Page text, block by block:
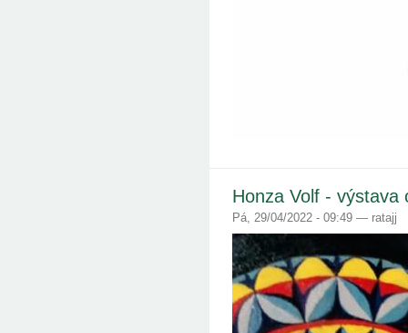
Honza Volf - výstava
Pá, 29/04/2022 - 09:49 — ratajj